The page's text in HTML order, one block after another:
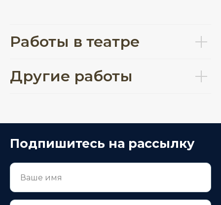
Работы в театре
Другие работы
Подпишитесь на рассылку